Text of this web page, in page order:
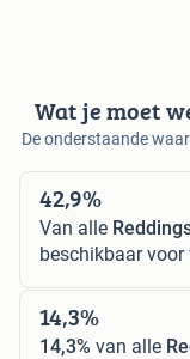
Wat je moet
De onderstaande
42,9%
Van alle
beschikbaar voor
14,3%
14,3% van alle